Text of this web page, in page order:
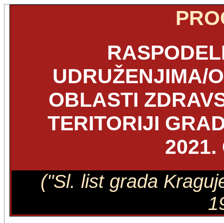
UDRUŽENJIMA/
OBLASTI
TERITORIJI
2021.
("Sl. list grada